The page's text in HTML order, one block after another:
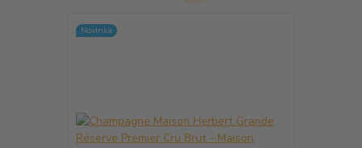
Novinka